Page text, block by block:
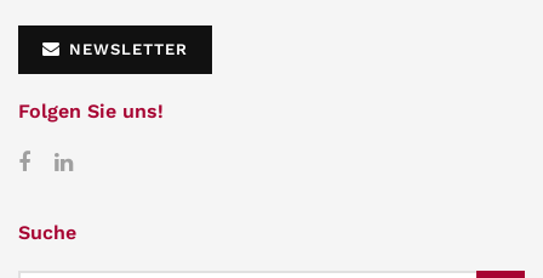
NEWSLETTER
Folgen Sie uns!
Suche